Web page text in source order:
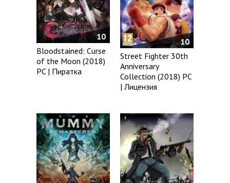
10
Bloodstained: Curse
of the Moon (2018)
PC | Пиратка
10
Street Fighter 30th
Anniversary
Collection (2018) PC
| Лицензия